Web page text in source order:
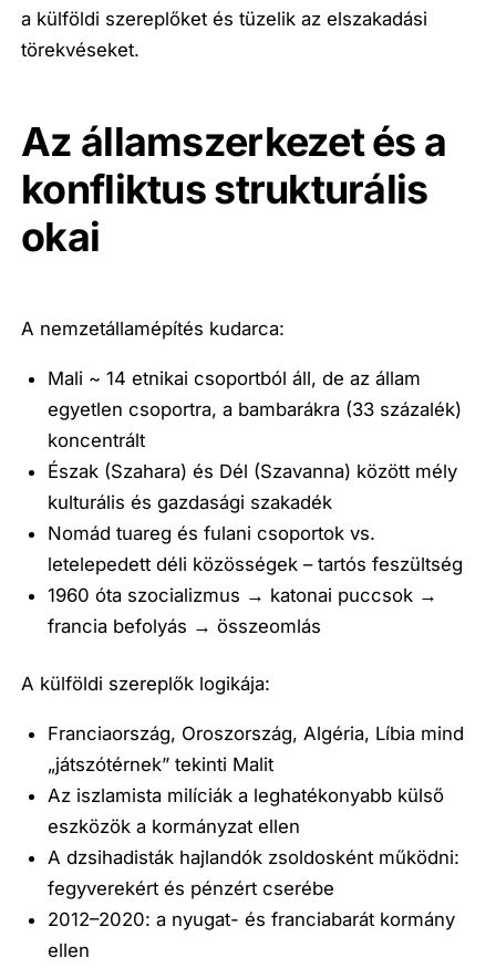
a külföldi szereplőket és tüzelik az elszakadási
törekvéseket.
Az államszerkezet és a
konfliktus strukturális
okai
A nemzetállamépítés kudarca:
Mali ~ 14 etnikai csoportból áll, de az állam
egyetlen csoportra, a bambarákra (33 százalék)
koncentrált
Észak (Szahara) és Dél (Szavanna) között mély
kulturális és gazdasági szakadék
Nomád tuareg és fulani csoportok vs.
letelepedett déli közösségek – tartós feszültség
1960 óta szocializmus → katonai puccsok →
francia befolyás → összeomlás
A külföldi szereplők logikája:
Franciaország, Oroszország, Algéria, Líbia mind
„játszótérnek” tekinti Malit
Az iszlamista milíciák a leghatékonyabb külső
eszközök a kormányzat ellen
A dzsihadisták hajlandók zsoldosként működni:
fegyverekért és pénzért cserébe
2012–2020: a nyugat- és franciabarát kormány
ellen